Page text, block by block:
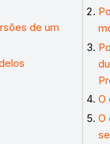
de um
O
O